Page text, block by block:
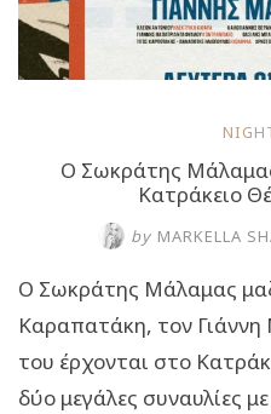
Ο Σωκράτης
Κατράκειο
by MARKELLA
O Σωκράτης Μάλαμας
Καραπατάκη, τον
του έρχονται στο
δύο μεγάλες συναυλίες